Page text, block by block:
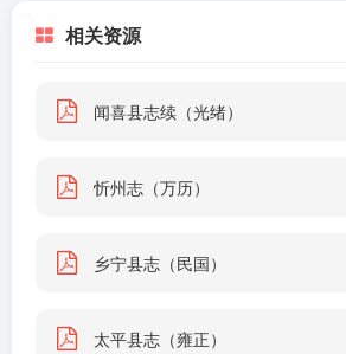
相关资源
闻喜县志续（光绪）
忻州志（万历）
乡宁县志（民国）
太平县志（雍正）